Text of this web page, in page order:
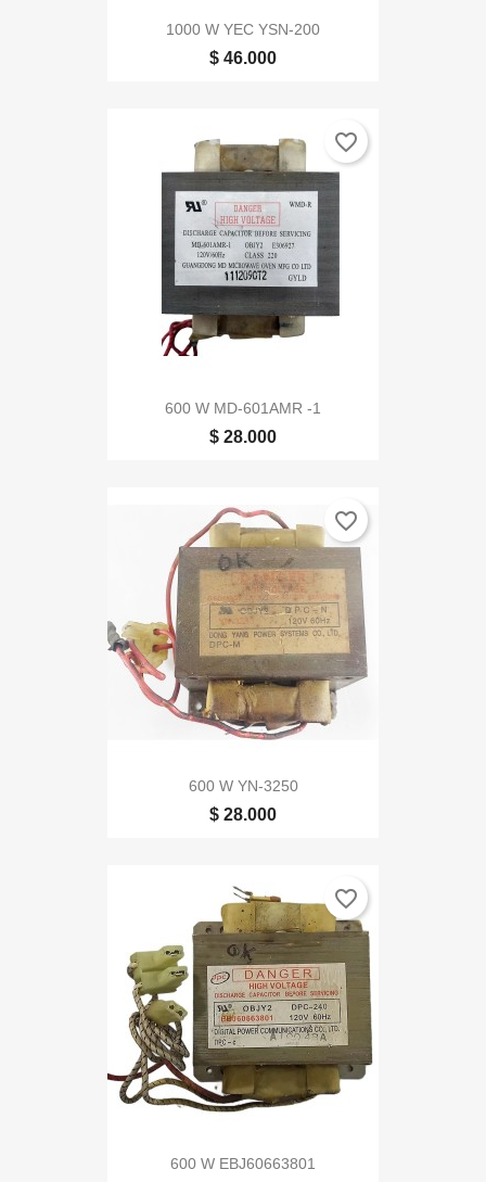
1000 W YEC YSN-200
$ 46.000
600 W MD-601AMR -1
$ 28.000
favorite_border
600 W YN-3250
$ 28.000
favorite_border
600 W EBJ60663801
favorite_border